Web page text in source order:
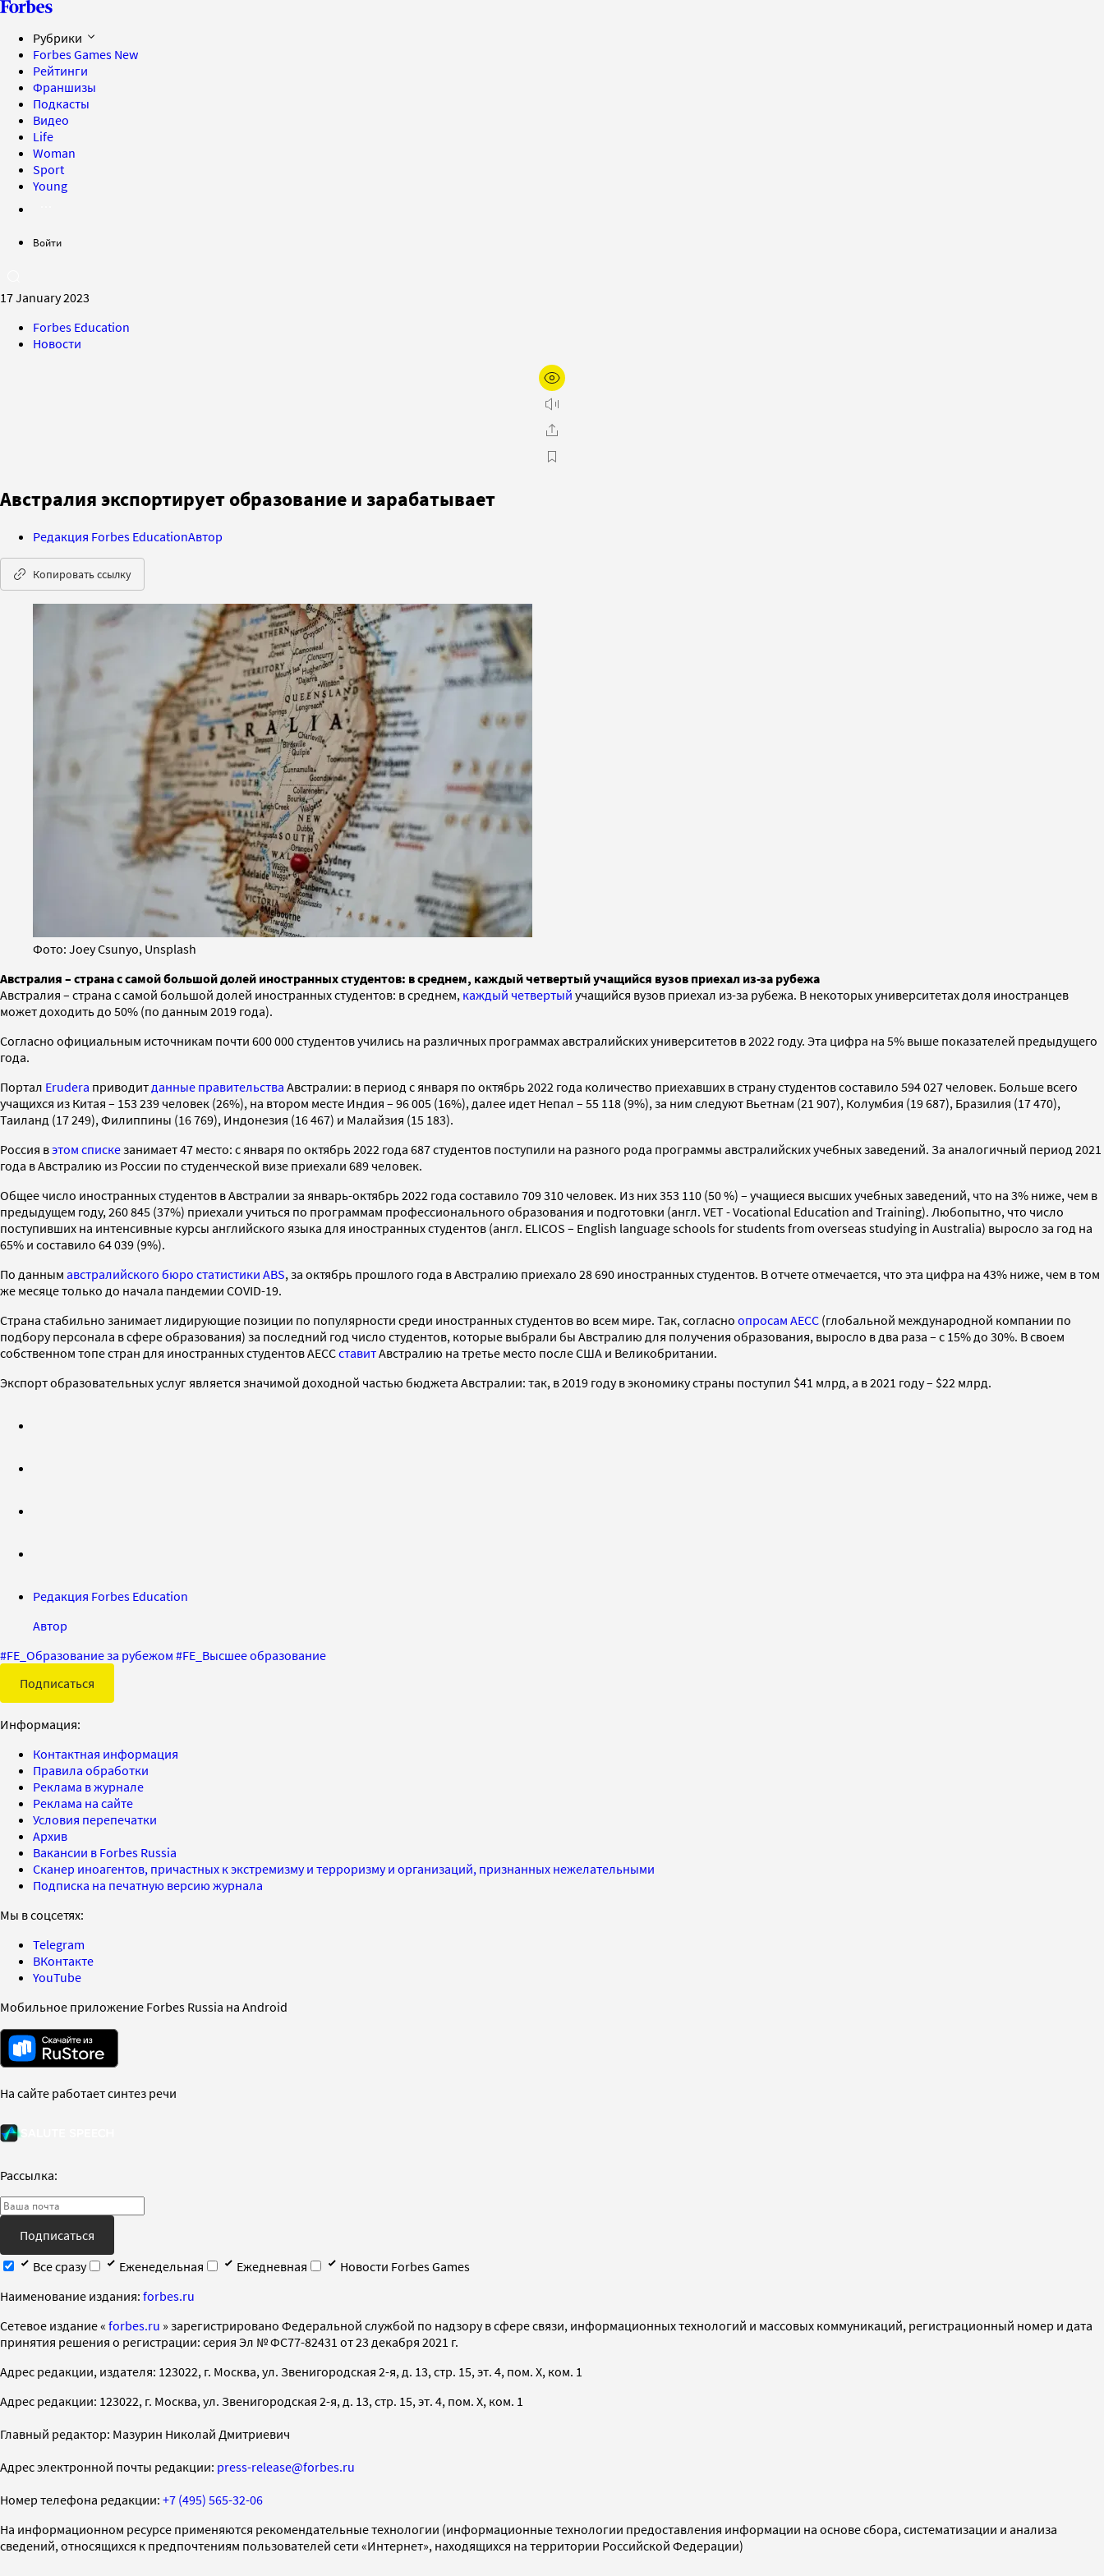
Рубрики
Forbes Games New
Рейтинги
Франшизы
Подкасты
Видео
Life
Woman
Sport
Young
Войти
17 January 2023
Forbes Education
Новости
Австралия экспортирует образование и зарабатывает
Редакция Forbes EducationАвтор
Копировать ссылку
Фото: Joey Csunyo, Unsplash
Австралия – страна с самой большой долей иностранных студентов: в среднем, каждый четвертый учащийся вузов приехал из-за рубежа
Австралия – страна с самой большой долей иностранных студентов: в среднем, каждый четвертый учащийся вузов приехал из-за рубежа. В некоторых университетах доля иностранцев
может доходить до 50% (по данным 2019 года).
Согласно официальным источникам почти 600 000 студентов учились на различных программах австралийских университетов в 2022 году. Эта цифра на 5% выше показателей предыдущего
года.
Портал Erudera приводит данные правительства Австралии: в период с января по октябрь 2022 года количество приехавших в страну студентов составило 594 027 человек. Больше всего
учащихся из Китая – 153 239 человек (26%), на втором месте Индия – 96 005 (16%), далее идет Непал – 55 118 (9%), за ним следуют Вьетнам (21 907), Колумбия (19 687), Бразилия (17 470),
Таиланд (17 249), Филиппины (16 769), Индонезия (16 467) и Малайзия (15 183).
Россия вэтом спискезанимает 47 место: с января по октябрь 2022 года 687 студентов поступили на разного рода программы австралийских учебных заведений. За аналогичный период 2021
года в Австралию из России по студенческой визе приехали 689 человек.
Общее число иностранных студентов в Австралии за январь-октябрь 2022 года составило 709 310 человек. Из них 353 110 (50 %) – учащиеся высших учебных заведений, что на 3% ниже, чем в
предыдущем году, 260 845 (37%) приехали учиться по программам профессионального образования и подготовки (англ. VET - Vocational Education and Training). Любопытно, что число
поступивших на интенсивные курсы английского языка для иностранных студентов (англ. ELICOS – English language schools for students from overseas studying in Australia) выросло за год на
65% и составило 64 039 (9%).
По данным австралийского бюро статистики ABS, за октябрь прошлого года в Австралию приехало 28 690 иностранных студентов. В отчете отмечается, что эта цифра на 43% ниже, чем в том
же месяце только до начала пандемии COVID-19.
Страна стабильно занимает лидирующие позиции по популярности среди иностранных студентов во всем мире. Так, согласно опросам AECC (глобальной международной компании по
подбору персонала в сфере образования) за последний год число студентов, которые выбрали бы Австралию для получения образования, выросло в два раза – с 15% до 30%. В своем
собственном топе стран для иностранных студентов AECCставитАвстралию на третье место после США и Великобритании.
Экспорт образовательных услуг является значимой доходной частью бюджета Австралии: так, в 2019 году в экономику страны поступил $41 млрд, а в 2021 году – $22 млрд.
Редакция Forbes Education
Автор
#FE_Образование за рубежом #FE_Высшее образование
Подписаться
Информация:
Контактная информация
Правила обработки
Реклама в журнале
Реклама на сайте
Условия перепечатки
Архив
Вакансии в Forbes Russia
Сканер иноагентов, причастных к экстремизму и терроризму и организаций, признанных нежелательными
Подписка на печатную версию журнала
Мы в соцсетях:
Telegram
ВКонтакте
YouTube
Мобильное приложение Forbes Russia на Android
На сайте работает синтез речи
Рассылка:
Подписаться
Все сразу
Еженедельная Ежедневная
Новости Forbes Games
Наименование издания: forbes.ru
Cетевое издание « forbes.ru » зарегистрировано Федеральной службой по надзору в сфере связи, информационных технологий и массовых коммуникаций, регистрационный номер и дата
принятия решения о регистрации: серия Эл № ФС77-82431 от 23 декабря 2021 г.
Адрес редакции, издателя: 123022, г. Москва, ул. Звенигородская 2-я, д. 13, стр. 15, эт. 4, пом. X, ком. 1
Адрес редакции: 123022, г. Москва, ул. Звенигородская 2-я, д. 13, стр. 15, эт. 4, пом. X, ком. 1
Главный редактор: Мазурин Николай Дмитриевич
Адрес электронной почты редакции: press-release@forbes.ru
Номер телефона редакции: +7 (495) 565-32-06
На информационном ресурсе применяются рекомендательные технологии (информационные технологии предоставления информации на основе сбора, систематизации и анализа
сведений, относящихся к предпочтениям пользователей сети «Интернет», находящихся на территории Российской Федерации)